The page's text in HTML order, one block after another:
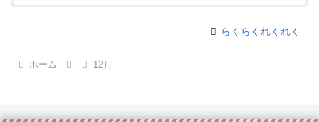
らくらくれくれく
ホーム 12月